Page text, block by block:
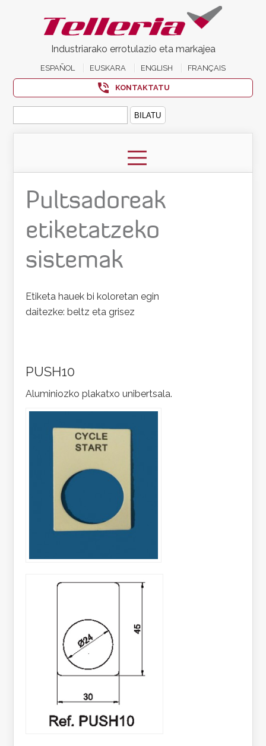
Industriarako errotulazio eta markajea
ESPAÑOL EUSKARA ENGLISH FRANÇAIS
KONTAKTATU
Bilatu:
Pultsadoreak
etiketatzeko
sistemak
Etiketa hauek bi koloretan egin
daitezke: beltz eta grisez
PUSH10
Aluminiozko plakatxo unibertsala.